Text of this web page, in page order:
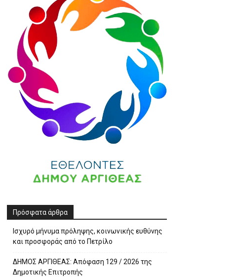
Πρόσφατα άρθρα
Ισχυρό μήνυμα πρόληψης, κοινωνικής ευθύνης
και προσφοράς από το Πετρίλο
ΔΗΜΟΣ ΑΡΓΙΘΕΑΣ: Απόφαση 129 / 2026 της
Δημοτικής Επιτροπής